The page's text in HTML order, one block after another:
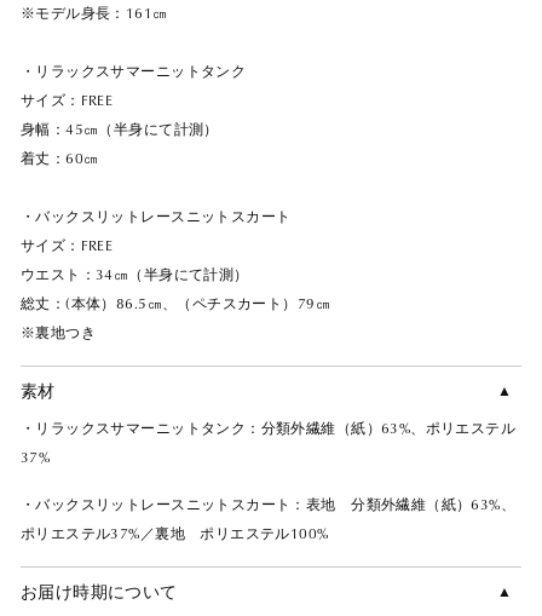
※モデル身長：161㎝
・リラックスサマーニットタンク
サイズ：FREE
身幅：45㎝（半身にて計測）
着丈：60㎝
・バックスリットレースニットスカート
サイズ：FREE
ウエスト：34㎝（半身にて計測）
総丈：(本体）86.5㎝、（ペチスカート）79㎝
※裏地つき
素材
・リラックスサマーニットタンク：分類外繊維（紙）63%、ポリエステル
37%
・バックスリットレースニットスカート：表地 分類外繊維（紙）63%、
ポリエステル37%／裏地 ポリエステル100%
お届け時期について